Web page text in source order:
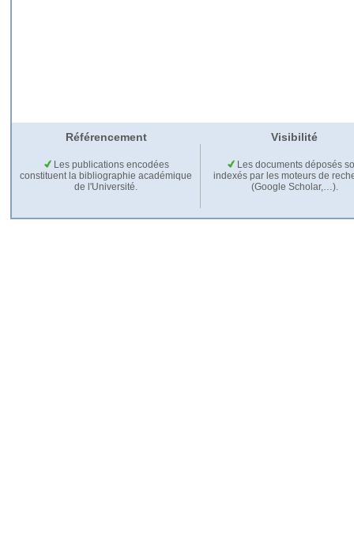
Référencement Visibilité
Les publications encodées
constituent la bibliographie académique
de l'Université.
Les documents déposés
indexés par les moteurs de
(Google Scholar,…).